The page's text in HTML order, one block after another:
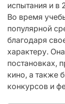
испытания и в
Во время
популярной
благодаря
характеру.
постановках,
кино, а также
конкурсов и